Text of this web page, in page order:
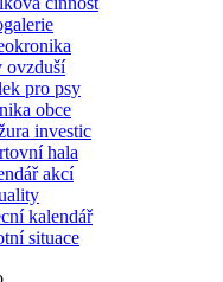
ovzduší
pro psy
obce
investic
hala
akcí
kalendář
situace